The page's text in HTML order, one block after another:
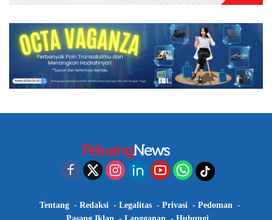
Tentang Redaksi Legalitas Privasi
Pedoman